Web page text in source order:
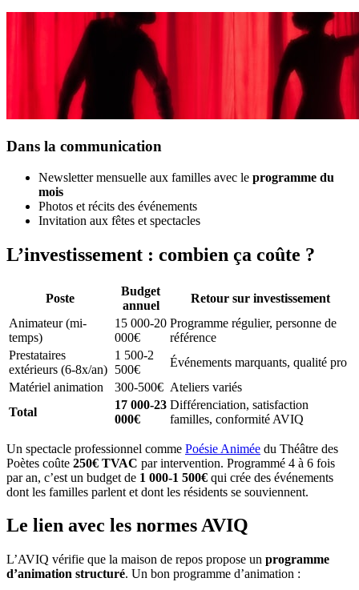
Dans la communication
Newsletter mensuelle aux familles avec le programme du
mois
Photos et récits des événements
Invitation aux fêtes et spectacles
L’investissement : combien ça coûte ?
Poste
Budget
annuel
Retour sur investissement
Animateur (mi-
temps)
15 000-20
000€
Programme régulier, personne de
référence
Prestataires
extérieurs (6-8x/an)
1 500-2
500€
Événements marquants, qualité pro
Matériel animation
300-500€ Ateliers variés
Total
17 000-23
000€
Différenciation, satisfaction
familles, conformité AVIQ
Un spectacle professionnel comme Poésie Animée du Théâtre des
Poètes coûte 250€ TVAC par intervention. Programmé 4 à 6 fois
par an, c’est un budget de 1 000-1 500€ qui crée des événements
dont les familles parlent et dont les résidents se souviennent.
Le lien avec les normes AVIQ
L’AVIQ vérifie que la maison de repos propose un programme
d’animation structuré. Un bon programme d’animation :